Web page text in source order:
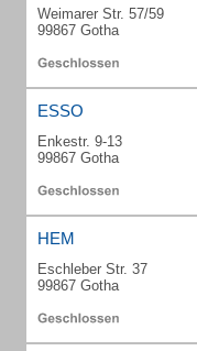
Weimarer Str. 57/59
99867 Gotha
ESSO
Enkestr. 9-13
99867 Gotha
HEM
Eschleber Str. 37
99867 Gotha